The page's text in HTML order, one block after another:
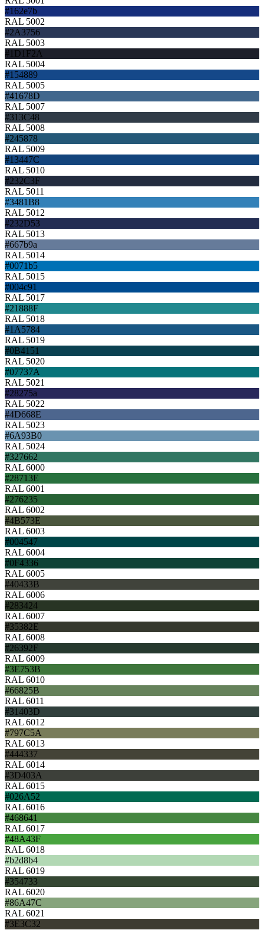
#162e7b
RAL 5002
#2A3756
RAL 5003
#1D1F2A
RAL 5004
#154889
RAL 5005
#41678D
RAL 5007
#313C48
RAL 5008
#245878
RAL 5009
#13447C
RAL 5010
#232C3F
RAL 5011
#3481B8
RAL 5012
#232D53
RAL 5013
#667b9a
RAL 5014
#0071b5
RAL 5015
#004c91
RAL 5017
#21888F
RAL 5018
#1A5784
RAL 5019
#0B4151
RAL 5020
#07737A
RAL 5021
#28275a
RAL 5022
#4D668E
RAL 5023
#6A93B0
RAL 5024
#327662
RAL 6000
#28713E
RAL 6001
#276235
RAL 6002
#4B573E
RAL 6003
#004547
RAL 6004
#0F4336
RAL 6005
#40433B
RAL 6006
#283424
RAL 6007
#35382E
RAL 6008
#26392F
RAL 6009
#3E753B
RAL 6010
#66825B
RAL 6011
#31403D
RAL 6012
#797C5A
RAL 6013
#444337
RAL 6014
#3D403A
RAL 6015
#026A52
RAL 6016
#468641
RAL 6017
#48A43F
RAL 6018
#b2d8b4
RAL 6019
#354733
RAL 6020
#86A47C
RAL 6021
#3E3C32